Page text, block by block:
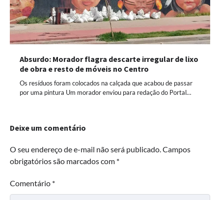
Absurdo: Morador flagra descarte irregular de lixo
de obra e resto de móveis no Centro
Os resíduos foram colocados na calçada que acabou de passar
por uma pintura Um morador enviou para redação do Portal…
Deixe um comentário
O seu endereço de e-mail não será publicado.Campos
obrigatórios são marcados com *
Comentário *